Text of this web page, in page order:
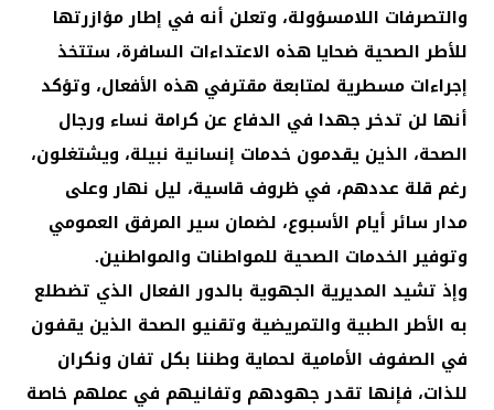
والتصرفات اللامسؤولة، وتعلن أنه في إطار مؤازرتها
للأطر الصحية ضحايا هذه الاعتداءات السافرة، ستتخذ
إجراءات مسطرية لمتابعة مقترفي هذه الأفعال، وتؤكد
أنها لن تدخر جهدا في الدفاع عن كرامة نساء ورجال
الصحة، الذين يقدمون خدمات إنسانية نبيلة، ويشتغلون،
رغم قلة عددهم، في ظروف قاسية، ليل نهار وعلى
مدار سائر أيام الأسبوع، لضمان سير المرفق العمومي
وتوفير الخدمات الصحية للمواطنات والمواطنين.
وإذ تشيد المديرية الجهوية بالدور الفعال الذي تضطلع
به الأطر الطبية والتمريضية وتقنيو الصحة الذين يقفون
في الصفوف الأمامية لحماية وطننا بكل تفان ونكران
للذات، فإنها تقدر جهودهم وتفانيهم في عملهم خاصة